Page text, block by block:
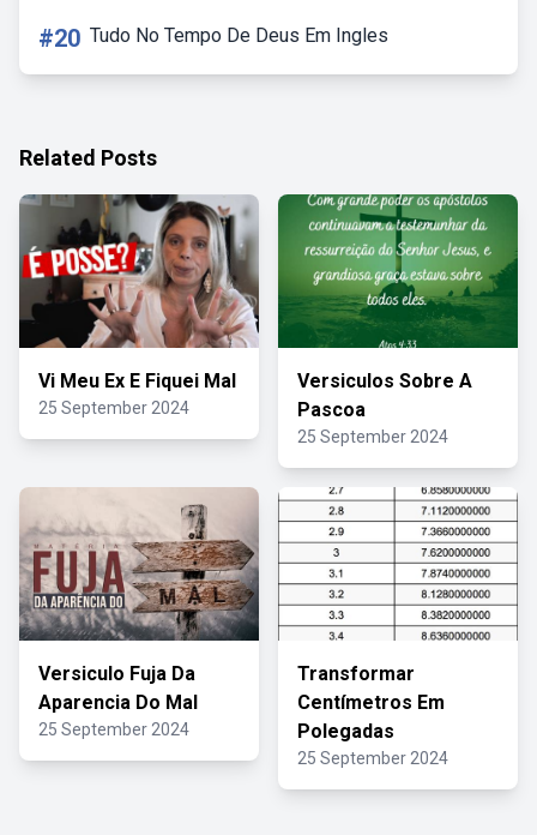
#20 Tudo No Tempo De Deus Em Ingles
Related Posts
Vi Meu Ex E Fiquei Mal
25 September 2024
Versiculos Sobre A
Pascoa
25 September 2024
Versiculo Fuja Da
Aparencia Do Mal
25 September 2024
Transformar
Centímetros Em
Polegadas
25 September 2024